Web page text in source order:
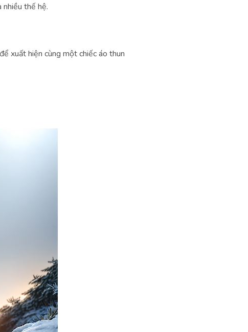
thế hệ.
xuất hiện cùng một chiếc áo thun